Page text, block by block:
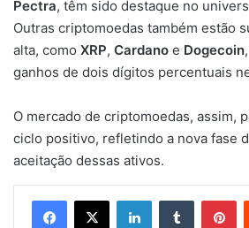
Pectra, têm sido destaque no
Outras criptomoedas também estão
alta, como XRP, Cardano e Dogecoin
ganhos de dois dígitos percentuais
O mercado de criptomoedas, assim,
ciclo positivo, refletindo a nova fase
aceitação dessas ativos.
Facebook
X LinkedinTumblr